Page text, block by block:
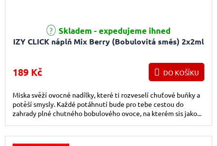
IZY CLICK náplň Mix Berry (Bobulovitá směs) 2x2ml
Skladem - expedujeme ihned
189 Kč DO KOŠÍKU
Miska svěží ovocné nadílky, které ti rozveselí chuťové buňky a
potěší smysly. Každé potáhnutí bude pro tebe cestou do
zahrady plné chutného bobulového ovoce, na kterém sis jako...